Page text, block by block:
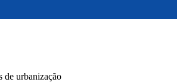
de urbanização